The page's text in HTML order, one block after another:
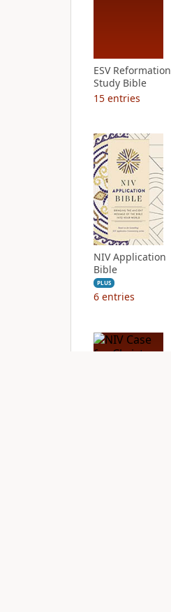
ESV Reformation
Study Bible
15 entries
NIV Application
Bible
PLUS
6 entries